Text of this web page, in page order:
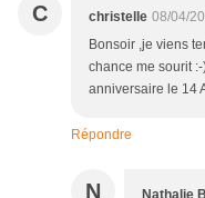
C christelle 08/04/
Bonsoir ,je viens
chance me sourit
anniversaire le 14
Répondre
N Nathalie B